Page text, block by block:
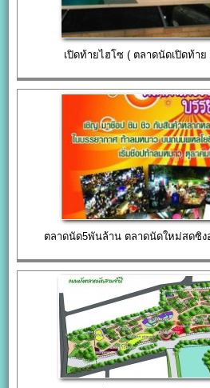
เปิดท้ายไฮโซ ( ตลาดนัดเปิดท้า
ตลาดนัด5พันล้าน ตลาดนัดใหม่สดซิง